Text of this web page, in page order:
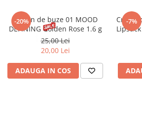
-20%
Creion de buze 01 MOOD
DEFINING Golden Rose 1.6 g
25,00 Lei
20,00 Lei
ADAUGA IN COS
-7%
Creion